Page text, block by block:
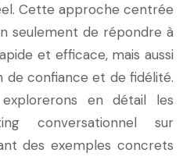
Cette approche centrée
seulement de répondre à
et efficace, mais aussi
de confiance et de fidélité.
en détail les
conversationnel sur
des exemples concrets